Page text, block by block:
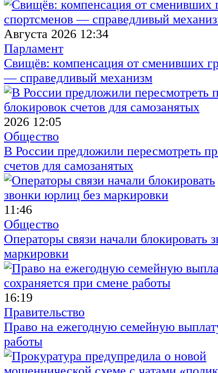
Августа 2026 12:34
Парламент
Свищёв: компенсация от сменивших
— справедливый механизм
2026 12:05
Общество
В России предложили пересмотреть
счетов для самозанятых
11:46
Общество
Операторы связи начали блокировать
маркировки
16:19
Правительство
Право на ежегодную семейную
работы